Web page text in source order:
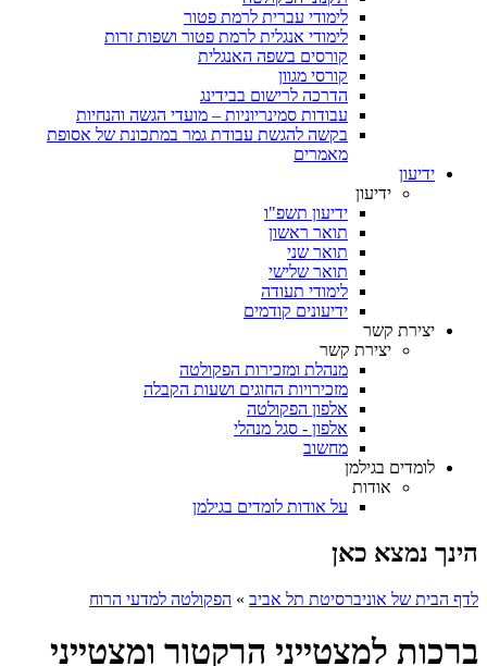
לימודי עברית לרמת פטור
לימודי אנגלית לרמת פטור ושפות זרות
קורסים בשפה האנגלית
קורסי מגוון
הדרכה לרישום בבידינג
עבודות סמינריוניות – מועדי הגשה והנחיות
בקשה להגשת עבודת גמר במתכונת של אסופת
מאמרים
ידיעון
ידיעון
ידיעון תשפ"ו
תואר ראשון
תואר שני
תואר שלישי
לימודי תעודה
ידיעונים קודמים
יצירת קשר
יצירת קשר
מנהלת ומזכירות הפקולטה
מזכירויות החוגים ושעות הקבלה
אלפון הפקולטה
אלפון - סגל מנהלי
מחשוב
לומדים בגילמן
אודות
על אודות לומדים בגילמן
הינך נמצא כאן
לדף הבית של אוניברסיטת תל אביב » הפקולטה למדעי הרוח
ברכות למצטייני הרקטור ומצטייני